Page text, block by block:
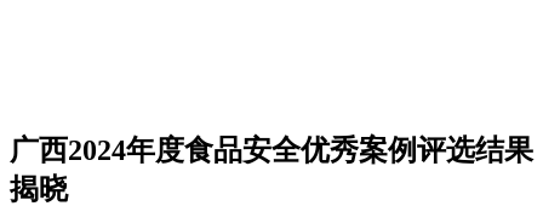
广西2024年度食品安全优秀案例评选结果
揭晓